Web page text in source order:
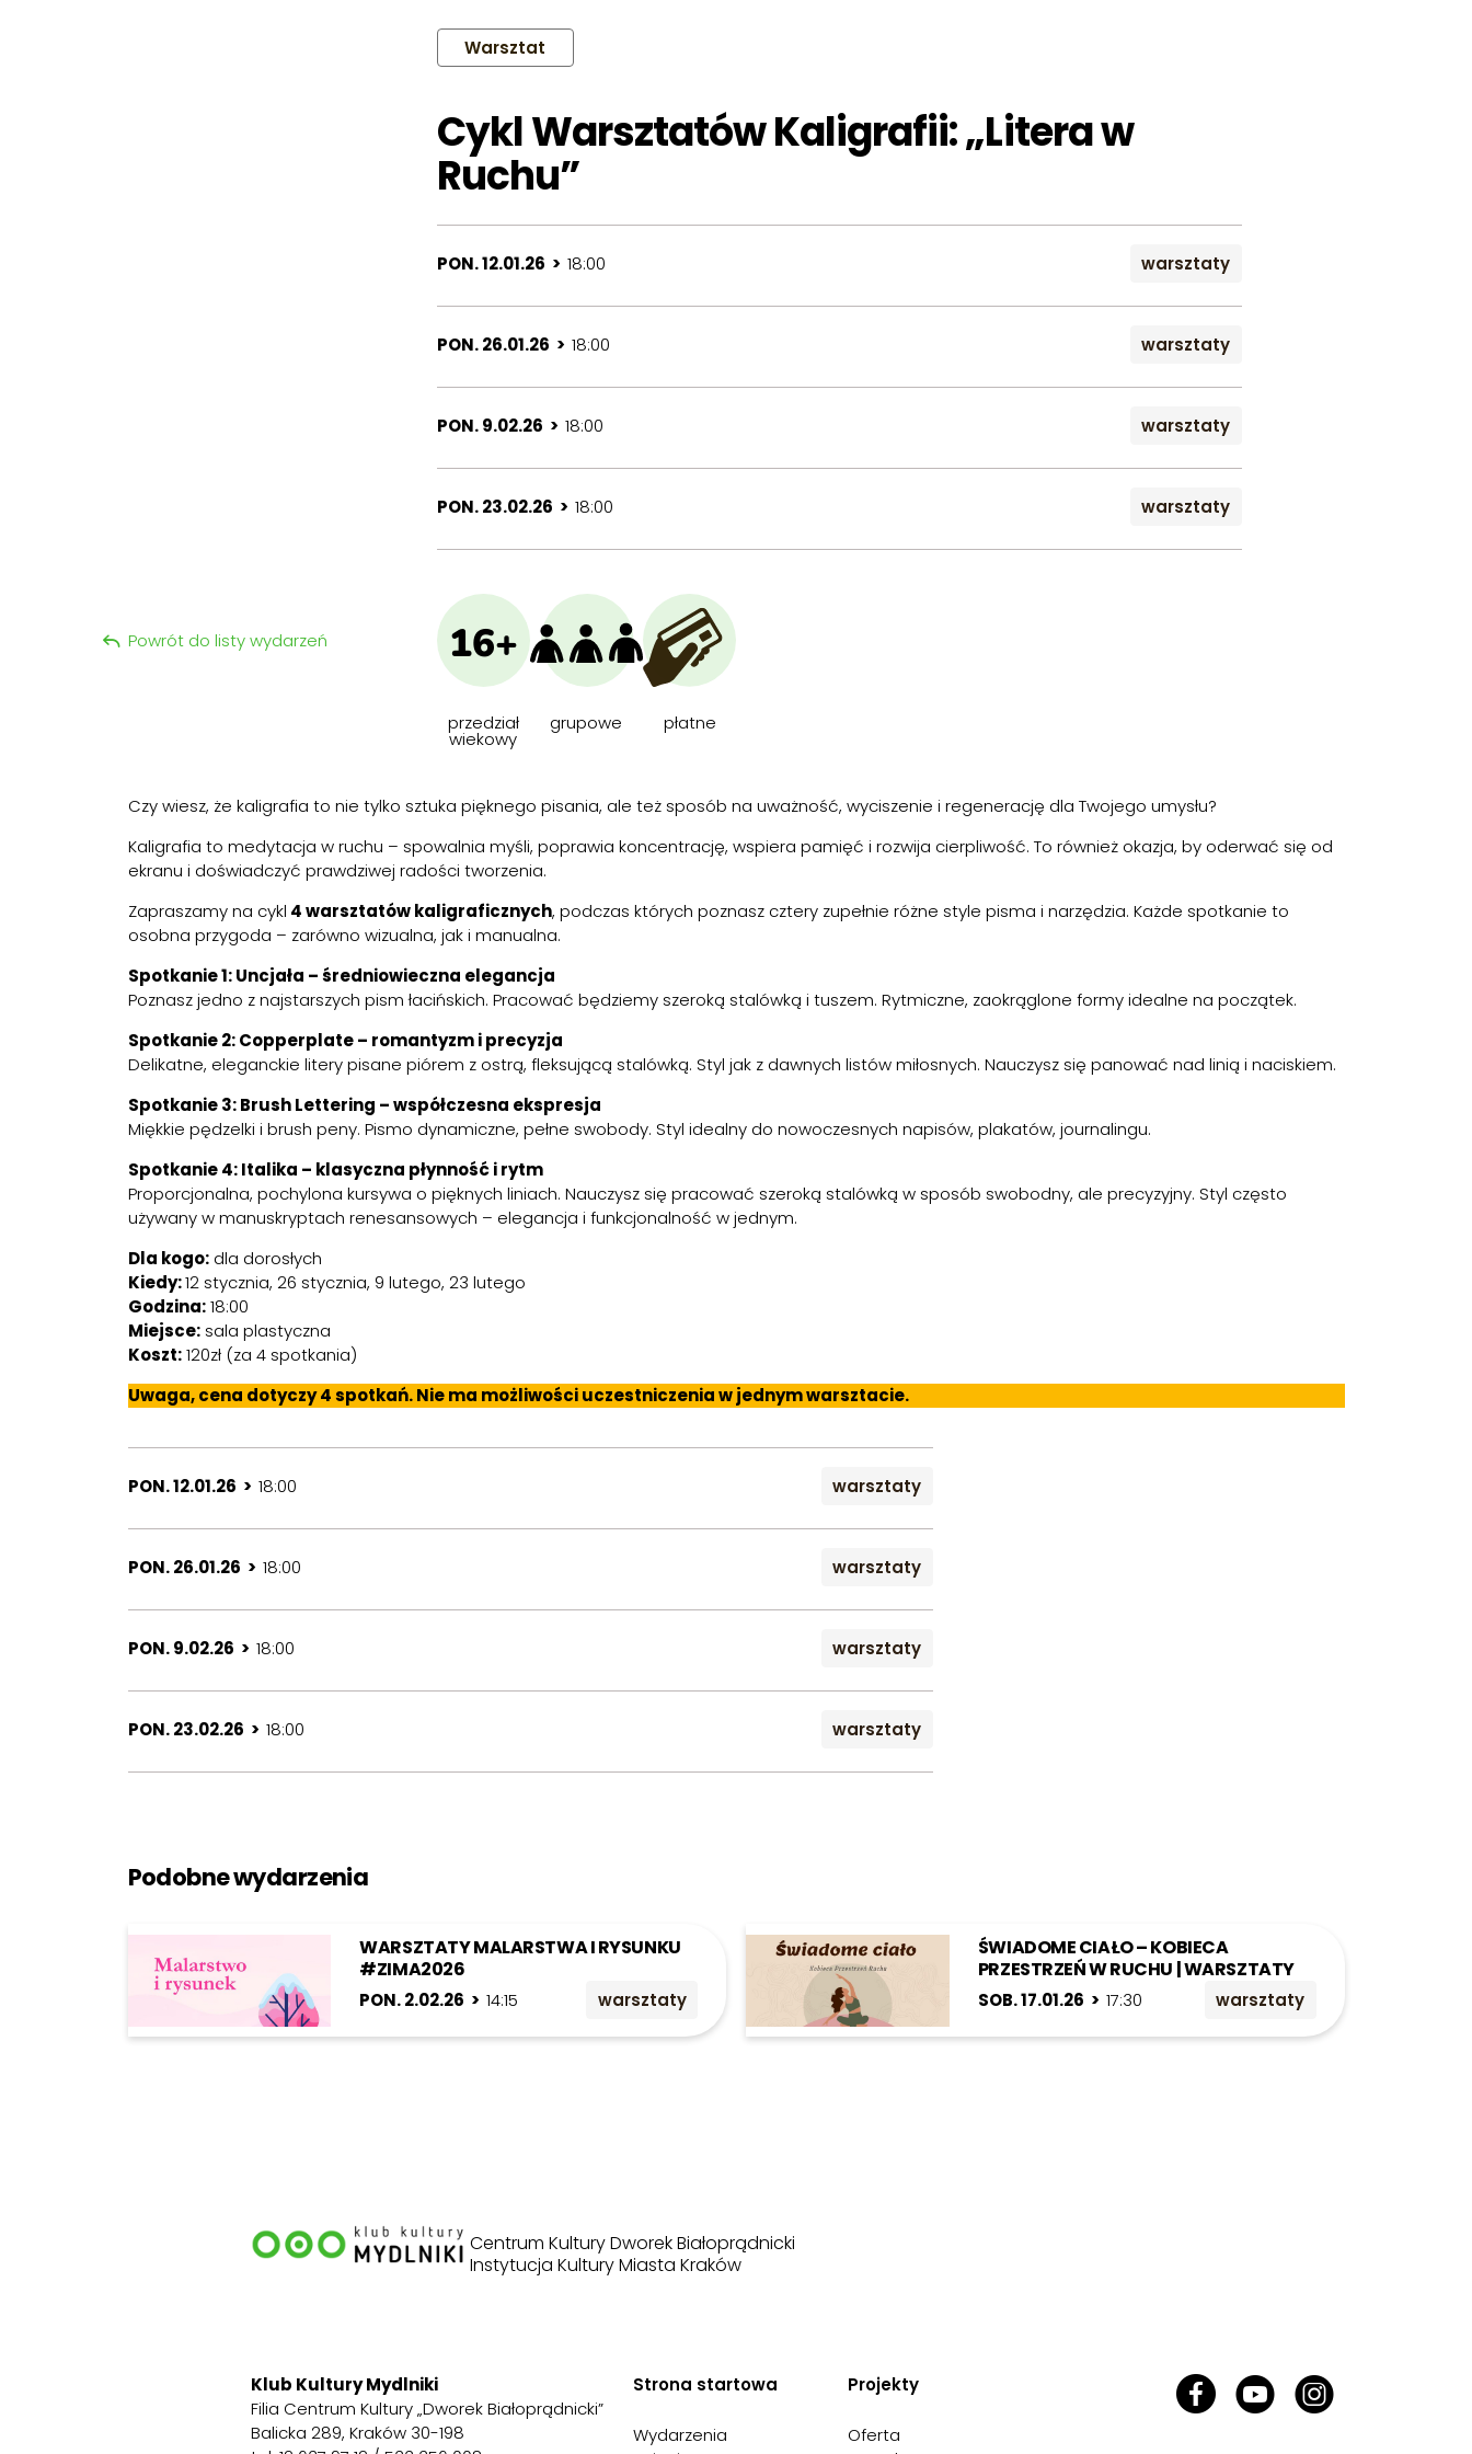
Warsztat
Cykl Warsztatów Kaligrafii: „Litera w
Ruchu”
PON. 12.01.26 > 18:00 warsztaty
PON. 26.01.26 > 18:00 warsztaty
PON. 9.02.26 > 18:00 warsztaty
PON. 23.02.26 > 18:00 warsztaty
16+
przedział
wiekowy
grupowe płatne
Powrót do listy wydarzeń
Czy wiesz, że kaligrafia to nie tylko sztuka pięknego pisania, ale też sposób na uważność, wyciszenie i regenerację dla Twojego umysłu?
Kaligrafia to medytacja w ruchu – spowalnia myśli, poprawia koncentrację, wspiera pamięć i rozwija cierpliwość. To również okazja, by oderwać się od
ekranu i doświadczyć prawdziwej radości tworzenia.
Zapraszamy na cykl 4 warsztatów kaligraficznych, podczas których poznasz cztery zupełnie różne style pisma i narzędzia. Każde spotkanie to
osobna przygoda – zarówno wizualna, jak i manualna.
Spotkanie 1: Uncjała – średniowieczna elegancja
Poznasz jedno z najstarszych pism łacińskich. Pracować będziemy szeroką stalówką i tuszem. Rytmiczne, zaokrąglone formy idealne na początek.
Spotkanie 2: Copperplate – romantyzm i precyzja
Delikatne, eleganckie litery pisane piórem z ostrą, fleksującą stalówką. Styl jak z dawnych listów miłosnych. Nauczysz się panować nad linią i naciskiem.
Spotkanie 3: Brush Lettering – współczesna ekspresja
Miękkie pędzelki i brush peny. Pismo dynamiczne, pełne swobody. Styl idealny do nowoczesnych napisów, plakatów, journalingu.
Spotkanie 4: Italika – klasyczna płynność i rytm
Proporcjonalna, pochylona kursywa o pięknych liniach. Nauczysz się pracować szeroką stalówką w sposób swobodny, ale precyzyjny. Styl często
używany w manuskryptach renesansowych – elegancja i funkcjonalność w jednym.
Dla kogo:dla dorosłych
Kiedy:12 stycznia, 26 stycznia, 9 lutego, 23 lutego
Godzina:18:00
Miejsce:sala plastyczna
Koszt:120zł (za 4 spotkania)
Uwaga, cena dotyczy 4 spotkań. Nie ma możliwości uczestniczenia w jednym warsztacie.
PON. 12.01.26 > 18:00 warsztaty
PON. 26.01.26 > 18:00 warsztaty
PON. 9.02.26 > 18:00 warsztaty
PON. 23.02.26 > 18:00 warsztaty
Podobne wydarzenia
WARSZTATY MALARSTWA I RYSUNKU
#ZIMA2026
PON. 2.02.26 >14:15 warsztaty
ŚWIADOME CIAŁO – KOBIECA
PRZESTRZEŃ W RUCHU | WARSZTATY
SOB. 17.01.26 > 17:30 warsztaty
Centrum Kultury Dworek Białoprądnicki
Instytucja Kultury Miasta Kraków
Klub Kultury Mydlniki
Filia Centrum Kultury „Dworek Białoprądnicki”
Balicka 289, Kraków 30-198
Strona startowa
Wydarzenia
Projekty
Oferta